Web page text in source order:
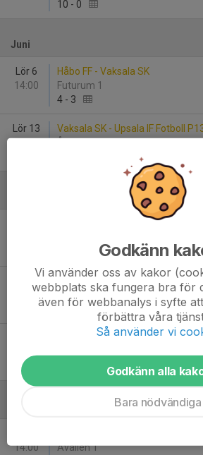
10 - 0
Juni
Lör 6
14:00
Håbo FF - Vaksala SK
Futurum 1
4 - 3
Lör 13
Vaksala SK - Upsala IF Fotboll
Vaksala SK - FC Arlanda P11-13
14:30
Sunnersta AIF Grön - Vaksala SK
Sävja IP Konstgräs
-
Vaksala SK - Unik FK P13 L
14:00
Åvallen 1
Godkänn
Vi använder oss av kakor
webbplats ska fungera bra för
även för webbanalys i syfte
förbättra våra
Så använder vi
Godkänn alla
Bara nödvändiga